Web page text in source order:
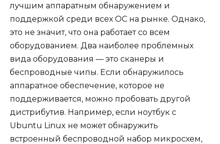
лучшим аппаратным обнаружением и
поддержкой среди всех ОС на рынке. Однако,
это не значит, что она работает со всем
оборудованием. Два наиболее проблемных
вида оборудования — это сканеры и
беспроводные чипы. Если обнаружилось
аппаратное обеспечение, которое не
поддерживается, можно пробовать другой
дистрибутив. Например, если ноутбук с
Ubuntu Linux не может обнаружить
встроенный беспроводной набор микросхем,